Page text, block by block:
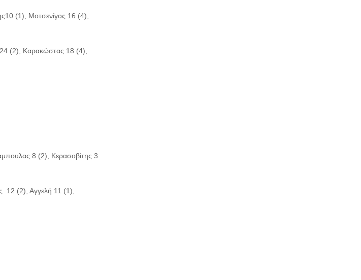
(1), Μοτσενίγος 16 (4),
(2), Καρακώστας 18 (4),
8 (2), Κερασοβίτης 3
12 (2), Αγγελή 11 (1),